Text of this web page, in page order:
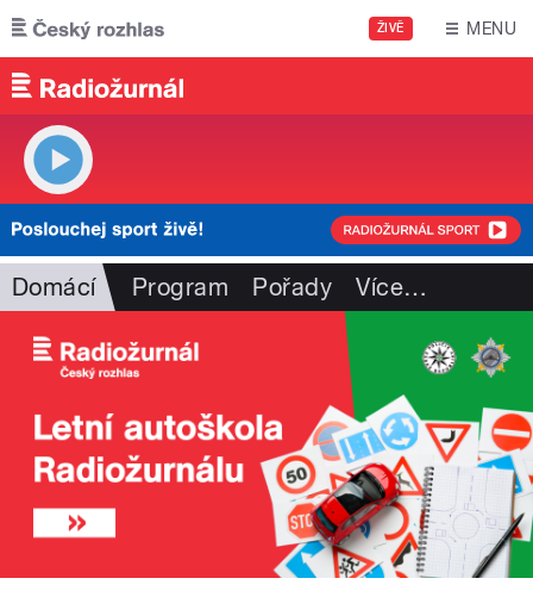
Přejít k hlavnímu obsahu
ŽIVĚ MENU
Domácí Program Pořady Více…